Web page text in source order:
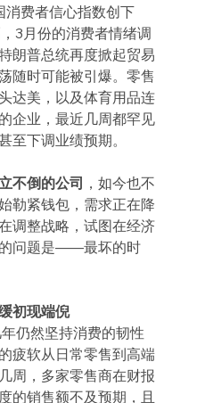
消费者信心指数创下
3月份的消费者情绪调
朗普总统再度掀起贸易
随时可能被引爆。零售
达美，以及体育用品连
企业，最近几周都罕见
至下调业绩预期。
不倒的公司 ，如今也不
勒紧钱包，需求正在降
调整战略，试图在经济
问题是——最坏的时
初现端倪
仍然坚持消费的韧性
疲软从日常零售到高端
周，多家零售商在财报
的销售额不及预期，且